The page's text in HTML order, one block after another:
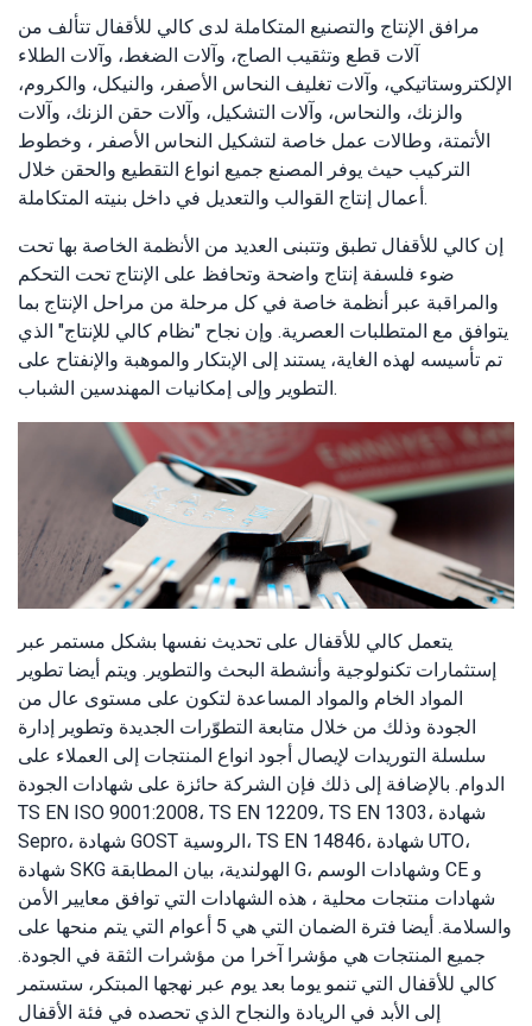
مرافق الإنتاج والتصنيع المتكاملة لدى كالي للأقفال تتألف من
آلات قطع وتثقيب الصاج، وآلات الضغط، وآلات الطلاء
الإلكتروستاتيكي، وآلات تغليف النحاس الأصفر، والنيكل، والكروم،
والزنك، والنحاس، وآلات التشكيل، وآلات حقن الزنك، وآلات
الأتمتة، وطالات عمل خاصة لتشكيل النحاس الأصفر ، وخطوط
التركيب حيث يوفر المصنع جميع انواع التقطيع والحقن خلال
أعمال إنتاج القوالب والتعديل في داخل بنيته المتكاملة.
إن كالي للأقفال تطبق وتتبنى العديد من الأنظمة الخاصة بها تحت
ضوء فلسفة إنتاج واضحة وتحافظ على الإنتاج تحت التحكم
والمراقبة عبر أنظمة خاصة في كل مرحلة من مراحل الإنتاج بما
يتوافق مع المتطلبات العصرية. وإن نجاح "نظام كالي للإنتاج" الذي
تم تأسيسه لهذه الغاية، يستند إلى الإبتكار والموهبة والإنفتاح على
التطوير وإلى إمكانيات المهندسين الشباب.
يتعمل كالي للأقفال على تحديث نفسها بشكل مستمر عبر
إستثمارات تكنولوجية وأنشطة البحث والتطوير. ويتم أيضا تطوير
المواد الخام والمواد المساعدة لتكون على مستوى عال من
الجودة وذلك من خلال متابعة التطوّرات الجديدة وتطوير إدارة
سلسلة التوريدات لإيصال أجود انواع المنتجات إلى العملاء على
الدوام. بالإضافة إلى ذلك فإن الشركة حائزة على شهادات الجودة
TS EN ISO 9001:2008، TS EN 12209، TS EN 1303، شهادة
Sepro، شهادة GOST الروسية، TS EN 14846، شهادة UTO،
شهادة SKG الهولندية، بيان المطابقة G، وشهادات الوسم CE و
شهادات منتجات محلية ، هذه الشهادات التي توافق معايير الأمن
والسلامة. أيضا فترة الضمان التي هي 5 أعوام التي يتم منحها على
جميع المنتجات هي مؤشرا آخرا من مؤشرات الثقة في الجودة.
كالي للأقفال التي تنمو يوما بعد يوم عبر نهجها المبتكر، ستستمر
إلى الأبد في الريادة والنجاح الذي تحصده في فئة الأقفال